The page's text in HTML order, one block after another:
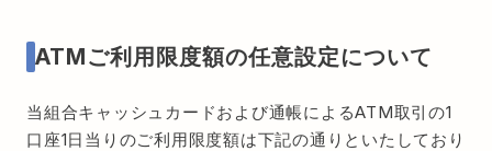
ATMご利用限度額の任意設定について
当組合キャッシュカードおよび通帳によるATM取引の1
口座1日当りのご利用限度額は下記の通りといたしており